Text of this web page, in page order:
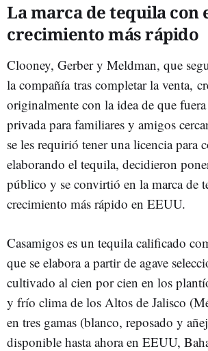
La marca de tequila con
crecimiento más rápido
Clooney, Gerber y Meldman, que
la compañía tras completar la venta,
originalmente con la idea de que
privada para familiares y amigos
se les requirió tener una licencia para
elaborando el tequila, decidieron
público y se convirtió en la marca de
crecimiento más rápido en EEUU.
Casamigos es un tequila calificado
que se elabora a partir de agave
cultivado al cien por cien en los
y frío clima de los Altos de Jalisco
en tres gamas (blanco, reposado y
disponible hasta ahora en EEUU,